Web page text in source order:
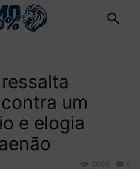
um
e elogia
6
2000